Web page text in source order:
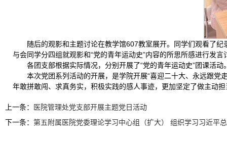
随后的观影和主题讨论在教学馆607教室展开。同学们观看了
与会同学分四组就观影和“党的青年运动史”内容的所思所感进行发言
各团支部根据实际情况，分别开展了“党的青年运动史”团课活
本次党团系列活动的开展，是学院开展“喜迎二十大、永远跟
年敢拼敢闯、求真务实，积极实践的感人事迹，更加坚定了做主动
上一条：
医院管理处党支部开展主题党日活动
下一条： 第五附属医院党委理论学习中心组（扩大） 组织学习习近平